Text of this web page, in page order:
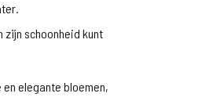
zijn schoonheid kunt
elegante bloemen,